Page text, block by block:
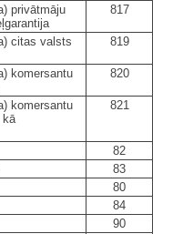
privātmāju
817
citas valsts
819
komersantu
820
komersantu
kā
821
82
83
80
84
90